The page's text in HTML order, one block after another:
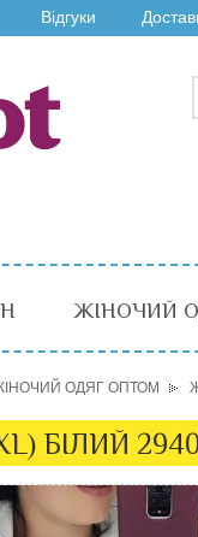
Відгуки
ЖІНОЧИЙ
ОДЯГ ОПТОМ
БІЛИЙ